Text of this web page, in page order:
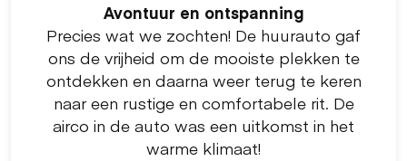
Avontuur en ontspanning
Precies wat we zochten! De huurauto gaf
ons de vrijheid om de mooiste plekken te
ontdekken en daarna weer terug te keren
naar een rustige en comfortabele rit. De
airco in de auto was een uitkomst in het
warme klimaat!